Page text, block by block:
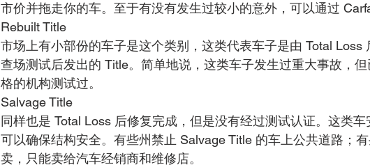
市价并拖走你的车。至于有没有发生过较小的意外，可以通过
Rebuilt Title
市场上有小部份的车子是这个类别，这类代表车子是由 Total Loss
查场测试后发出的 Title。简单地说，这类车子发生过重大事故，
格的机构测试过。
Salvage Title
同样也是 Total Loss 后修复完成，但是没有经过测试认证。这类
可以确保结构安全。有些州禁止 Salvage Title 的车上公共道路；
卖，只能卖给汽车经销商和维修店。